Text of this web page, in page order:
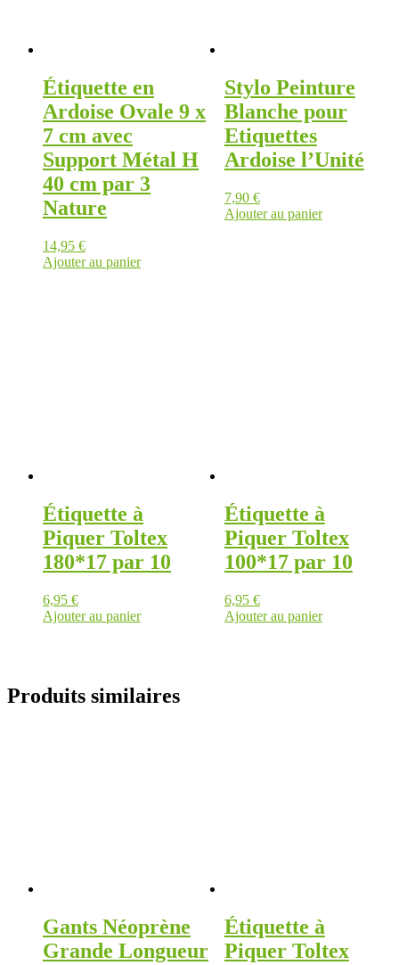
Étiquette en
Ardoise Ovale 9 x
7 cm avec
Support Métal H
40 cm par 3
Nature
14,95 €
Ajouter au panier
Stylo Peinture
Blanche pour
Etiquettes
Ardoise l’Unité
7,90 €
Ajouter au panier
Étiquette à
Piquer Toltex
180*17 par 10
6,95 €
Ajouter au panier
Étiquette à
Piquer Toltex
100*17 par 10
6,95 €
Ajouter au panier
Produits similaires
Gants Néoprène
Grande Longueur
Étiquette à
Piquer Toltex